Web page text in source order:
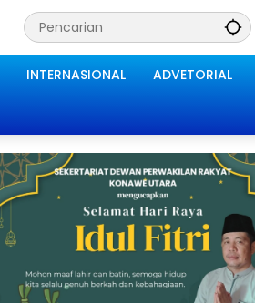
INTERNASIONAL ADVETORIAL